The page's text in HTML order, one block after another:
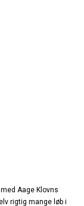
Aage Klovns
rigtig mange løb i